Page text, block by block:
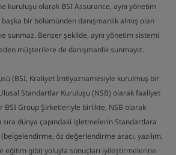
kuruluşu olarak BSI Assurance, aynı yönetim
bir bölümünden danışmanlık almış olan
sunmaz. Benzer şekilde, aynı yönetim sistemi
müşterilere de danışmanlık sunmayız.
(BSI, Kraliyet İmtiyaznamesiyle kurulmuş bir
Standartlar Kuruluşu (NSB) olarak faaliyet
BSI Group Şirketleriyle birlikte, NSB olarak
dünya çapındaki işletmelerin Standartlara
öz değerlendirme aracı, yazılım,
eğitim gibi) yoluyla sonuçları iyileştirmelerine